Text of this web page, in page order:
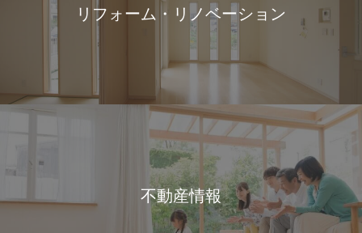
リフォーム・リノベーション
不動産情報